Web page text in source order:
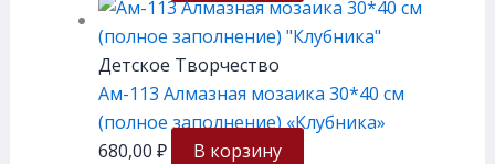
Детское Творчество
Ам-113 Алмазная мозаика 30*40 см
(полное заполнение) «Клубника»
680,00 ₽ В корзину